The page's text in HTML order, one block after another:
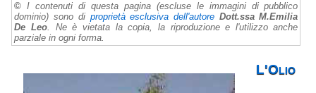
© I contenuti di questa pagina (escluse le immagini di pubblico
dominio) sono di proprietà esclusiva dell'autore Dott.ssa M.Emilia
De Leo. Ne è vietata la copia, la riproduzione e l'utilizzo anche
parziale in ogni forma.
L'Olio